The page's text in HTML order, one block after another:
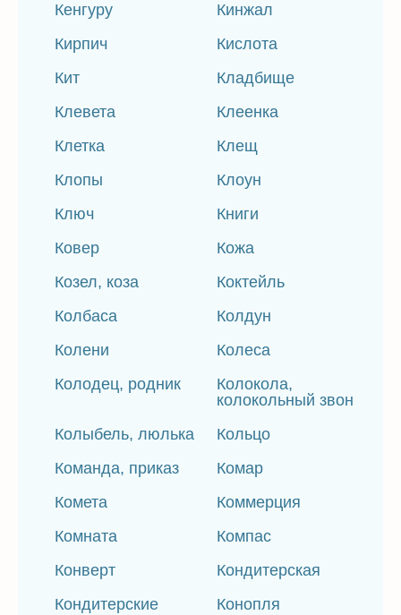
Кенгуру
Кинжал
Кирпич
Кислота
Кит
Кладбище
Клевета
Клеенка
Клетка
Клещ
Клопы
Клоун
Ключ
Книги
Ковер
Кожа
Козел, коза
Коктейль
Колбаса
Колдун
Колени
Колеса
Колодец, родник
Колокола,
колокольный звон
Колыбель, люлька
Кольцо
Команда, приказ
Комар
Комета
Коммерция
Комната
Компас
Конверт
Кондитерская
Кондитерские
Конопля